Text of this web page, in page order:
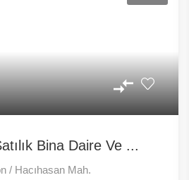
Bina Daire Ve ...
/ Hacıhasan Mah.